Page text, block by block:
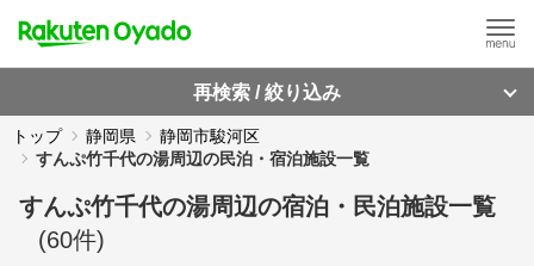
再検索 / 絞り込み
トップ 静岡県
静岡市駿河区
すんぷ竹千代の湯周辺の民泊・宿泊施設一覧
すんぷ竹千代の湯周辺の宿泊・民泊施設一覧
(60件)